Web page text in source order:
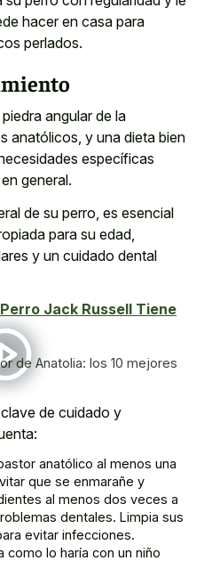
hacer en casa para
perlados.
angular de la
anatólicos, y una dieta bien
específicas
general.
de su perro, es esencial
para su edad,
y un cuidado dental
Perro Jack Russell Tiene
de Anatolia: los 10 mejores
de cuidado y
anatólico al menos una
que se enmarañe y
al menos dos veces a
dentales. Limpia sus
evitar infecciones.
como lo haría con un niño